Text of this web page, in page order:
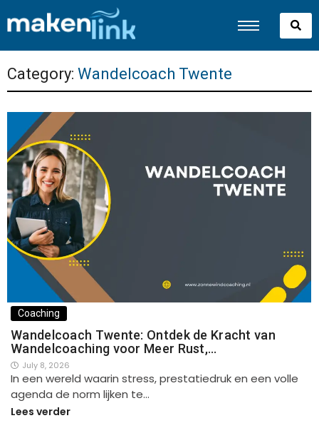
Category: Wandelcoach Twente
Coaching
Wandelcoach Twente: Ontdek de Kracht van
Wandelcoaching voor Meer Rust,…
July 8, 2026
In een wereld waarin stress, prestatiedruk en een volle
agenda de norm lijken te…
Lees verder